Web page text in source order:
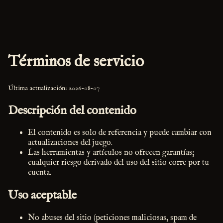
Términos de servicio
Última actualización: 2026-08-07
Descripción del contenido
El contenido es solo de referencia y puede cambiar con
actualizaciones del juego.
Las herramientas y artículos no ofrecen garantías;
cualquier riesgo derivado del uso del sitio corre por tu
cuenta.
Uso aceptable
No abuses del sitio (peticiones maliciosas, spam de